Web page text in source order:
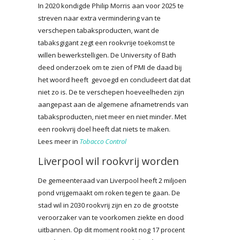
In 2020 kondigde Philip Morris aan voor 2025 te
streven naar extra vermindering van te
verschepen tabaksproducten, want de
tabaksgigant zegt een rookvrije toekomst te
willen bewerkstelligen. De University of Bath
deed onderzoek om te zien of PMI de daad bij
het woord heeft gevoegd en concludeert dat dat
niet zo is. De te verschepen hoeveelheden zijn
aangepast aan de algemene afnametrends van
tabaksproducten, niet meer en niet minder. Met
een rookvrij doel heeft dat niets te maken.
Lees meer in Tobacco Control
Liverpool wil rookvrij worden
De gemeenteraad van Liverpool heeft 2 miljoen
pond vrijgemaakt om roken tegen te gaan. De
stad wil in 2030 rookvrij zijn en zo de grootste
veroorzaker van te voorkomen ziekte en dood
uitbannen. Op dit moment rookt nog 17 procent